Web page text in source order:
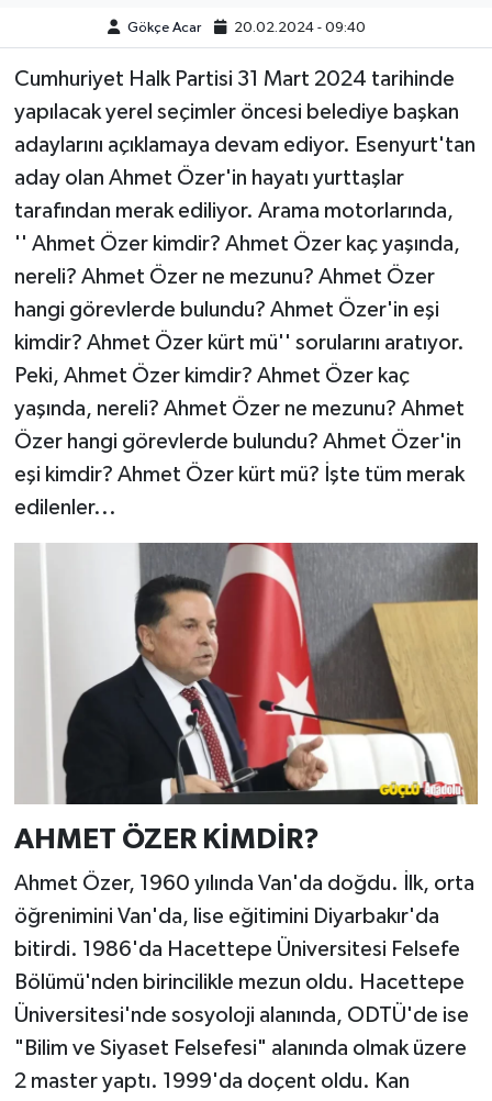
Gökçe Acar 20.02.2024 - 09:40
Cumhuriyet Halk Partisi 31 Mart 2024 tarihinde
yapılacak yerel seçimler öncesi belediye başkan
adaylarını açıklamaya devam ediyor. Esenyurt'tan
aday olan Ahmet Özer'in hayatı yurttaşlar
tarafından merak ediliyor. Arama motorlarında,
'' Ahmet Özer kimdir? Ahmet Özer kaç yaşında,
nereli? Ahmet Özer ne mezunu? Ahmet Özer
hangi görevlerde bulundu? Ahmet Özer'in eşi
kimdir? Ahmet Özer kürt mü'' sorularını aratıyor.
Peki, Ahmet Özer kimdir? Ahmet Özer kaç
yaşında, nereli? Ahmet Özer ne mezunu? Ahmet
Özer hangi görevlerde bulundu? Ahmet Özer'in
eşi kimdir? Ahmet Özer kürt mü? İşte tüm merak
edilenler...
AHMET ÖZER KİMDİR?
Ahmet Özer, 1960 yılında Van'da doğdu. İlk, orta
öğrenimini Van'da, lise eğitimini Diyarbakır'da
bitirdi. 1986'da Hacettepe Üniversitesi Felsefe
Bölümü'nden birincilikle mezun oldu. Hacettepe
Üniversitesi'nde sosyoloji alanında, ODTÜ'de ise
"Bilim ve Siyaset Felsefesi" alanında olmak üzere
2 master yaptı. 1999'da doçent oldu. Kan